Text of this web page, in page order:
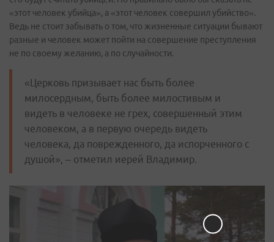
«этот человек убийца», а «этот человек совершил убийство».
Ведь не стоит забывать о том, что жизненные ситуации бывают
разные и человек может пойти на совершение преступления
не по своему желанию, а по случайности.
«Церковь призывает нас быть более
милосердным, быть более милостивым и
видеть в человеке не грех, совершенный этим
человеком, а в первую очередь видеть
человека, да поврежденного, да испорченного с
душой», – отметил иерей Владимир.